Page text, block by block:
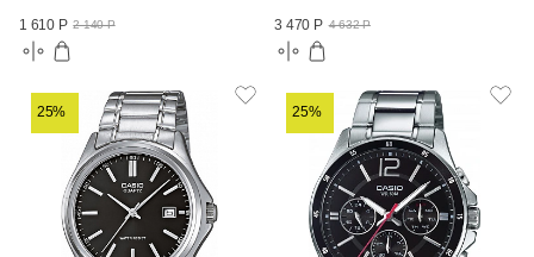
1 610 Р 2 140 Р
3 470 Р 4 632 Р
25% 25%